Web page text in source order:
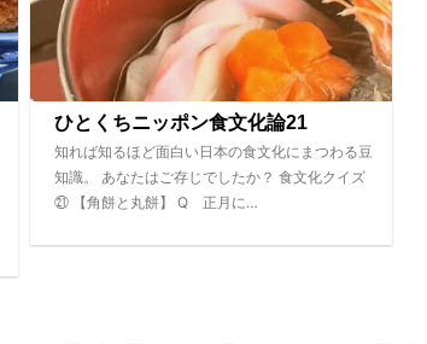
ひとくちニッポン食文化論21
知れば知るほど面白い日本の食文化にまつわる豆
知識。 あなたはご存じでしたか？ 食文化クイズ
㉑ 【角餅と丸餅】 Q 正月に…